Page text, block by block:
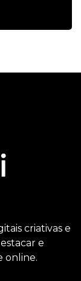
criativas e
e
online.